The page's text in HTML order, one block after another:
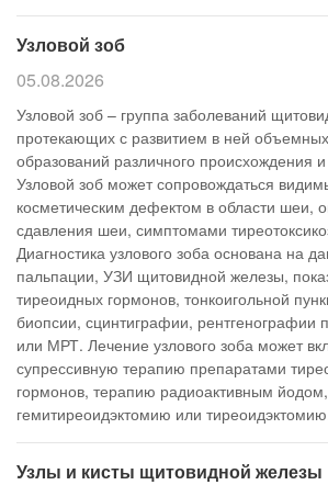
Узловой зоб
05.08.2026
Узловой зоб – группа заболеваний
протекающих с развитием в ней
образований различного происхождения
Узловой зоб может сопровождаться
косметическим дефектом в области шеи,
сдавления шеи, симптомами
Диагностика узлового зоба основана на
пальпации, УЗИ щитовидной железы,
тиреоидных гормонов, тонкоигольной
биопсии, сцинтиграфии, рентгенографии
или МРТ. Лечение узлового зоба может
супрессивную терапию препаратами
гормонов, терапию радиоактивным йодом,
гемитиреоидэктомию или
Узлы и кисты щитовидной железы